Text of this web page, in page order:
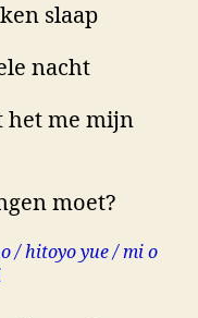
slaap
het me mijn
moet?
/ hitoyo yue / mi o